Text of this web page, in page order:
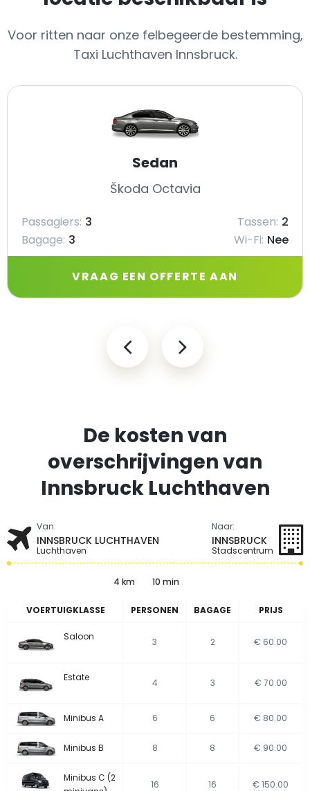
Voor ritten naar onze felbegeerde bestemming,
Taxi Luchthaven Innsbruck.
Sedan
Škoda Octavia
Passagiers: 3 Tassen: 2
Bagage: 3 Wi-Fi: Nee
VRAAG EEN OFFERTE AAN
De kosten van
overschrijvingen van
Innsbruck Luchthaven
Van:
INNSBRUCK LUCHTHAVEN
Luchthaven
Naar:
INNSBRUCK
Stadscentrum
4 km 10 min
VOERTUIGKLASSE PERSONEN BAGAGE PRIJS
Saloon 3 2 € 60.00
Estate 4 3 € 70.00
Minibus A 6 6 € 80.00
Minibus B 8 8 € 90.00
Minibus C (2
16 16 € 150.00